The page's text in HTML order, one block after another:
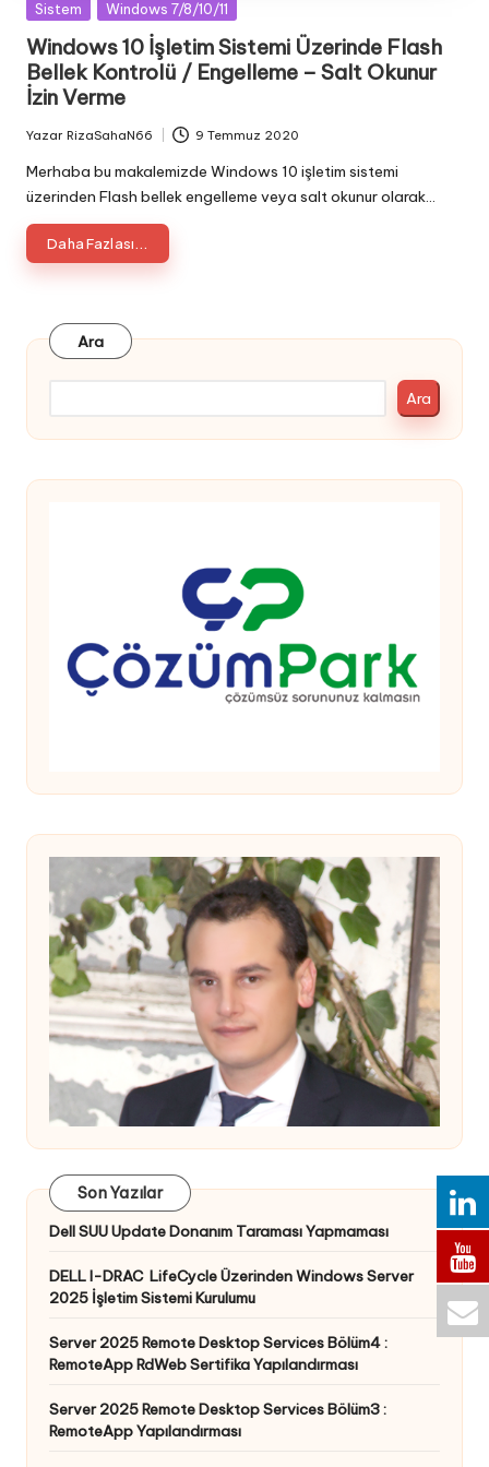
Posted
Sistem Windows 7/8/10/11
Windows 10 İşletim Sistemi Üzerinde Flash
Bellek Kontrolü / Engelleme – Salt Okunur
İzin Verme
Posted
by
Yazar RizaSahaN66 9 Temmuz 2020
Merhaba bu makalemizde Windows 10 işletim sistemi
üzerinden Flash bellek engelleme veya salt okunur olarak…
Daha Fazlası...
Ara
Ara
Son Yazılar
Dell SUU Update Donanım Taraması Yapmaması
DELL I-DRAC LifeCycle Üzerinden Windows Server
2025 İşletim Sistemi Kurulumu
Server 2025 Remote Desktop Services Bölüm4 :
RemoteApp RdWeb Sertifika Yapılandırması
Server 2025 Remote Desktop Services Bölüm3 :
RemoteApp Yapılandırması